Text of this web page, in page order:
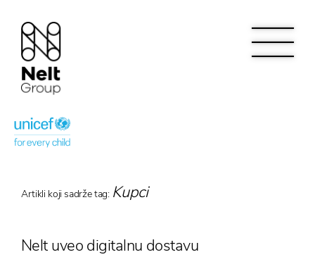
Artikli koji sadrže tag: Kupci
Nelt uveo digitalnu dostavu